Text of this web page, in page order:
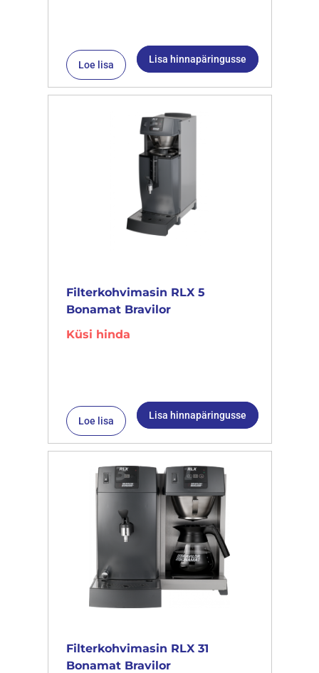
Loe lisa Lisa hinnapäringusse
Filterkohvimasin RLX 5
Bonamat Bravilor
Küsi hinda
Loe lisa Lisa hinnapäringusse
Filterkohvimasin RLX 31
Bonamat Bravilor